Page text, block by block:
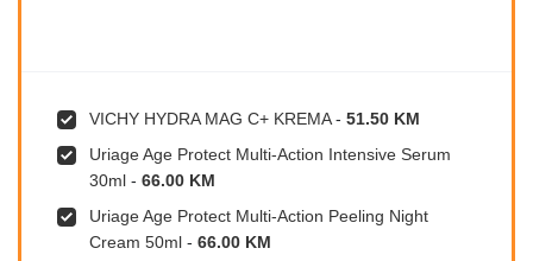
VICHY HYDRA MAG C+ KREMA- 51.50 KM
Uriage Age Protect Multi-Action Intensive Serum
30ml - 66.00 KM
Uriage Age Protect Multi-Action Peeling Night
Cream 50ml - 66.00 KM